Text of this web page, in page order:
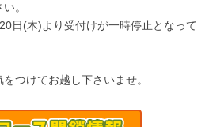
。
日(木)より受付けが一時停止となって
つけてお越し下さいませ。